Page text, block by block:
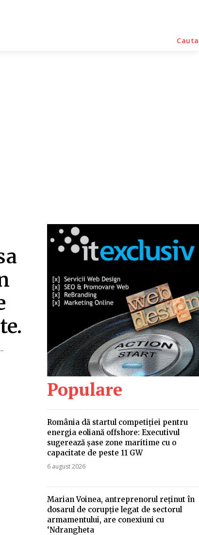
Cauta
Populare
România dă startul competiției pentru
energia eoliană offshore: Executivul
sugerează șase zone maritime cu o
capacitate de peste 11 GW
6 august 2026
Marian Voinea, antreprenorul reținut în
dosarul de corupție legat de sectorul
armamentului, are conexiuni cu
‘Ndrangheta